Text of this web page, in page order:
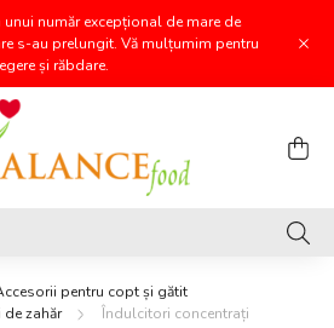
număr excepțional de mare de
s-au prelungit. Vă mulțumim pentru
și răbdare.
pentru copt și gătit
zahăr
Îndulcitori concentrați